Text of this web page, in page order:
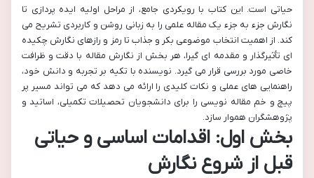
حیاتی است. این کتاب با رویکردی جامع، از مراحل اولیه ایده پردازی تا
نگارش جزء به جزء یک مقاله علمی را به زبانی روشن و کاربردی تشریح می
کند. از اهمیت انتخاب موضوعی بکر و جذاب تا رمز و رازهای نگارش چکیده
ای تأثیرگذار و مقدمه ای گیرا، هر بخش از نگارش مقاله با دقت و ظرافت
خاصی مورد بررسی قرار می گیرد. نویسنده با تکیه بر تجربه و دانش خود،
راهنمایی های عملی و نکات کلیدی را ارائه می دهد که می تواند مسیر پر
پیچ و خم مقاله نویسی را برای دانشجویان تحصیلات تکمیلی، اساتید و
پژوهشگران هموار سازد.
بخش اول: اقدامات اساسی و حیاتی
قبل از شروع نگارش